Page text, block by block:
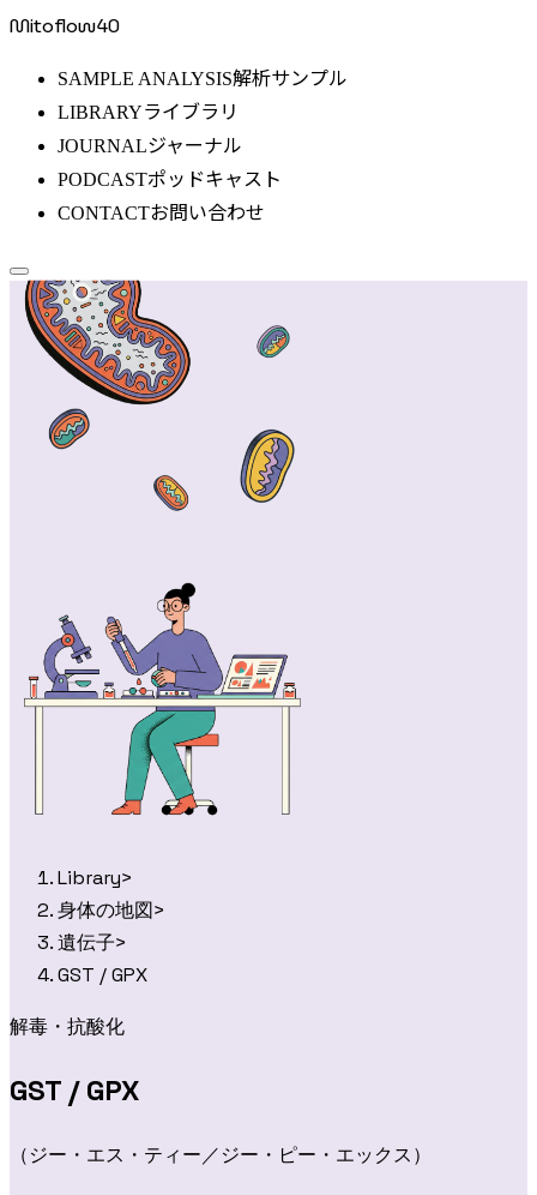
Mitoflow40
SAMPLE ANALYSIS解析サンプル
LIBRARYライブラリ
JOURNALジャーナル
PODCASTポッドキャスト
CONTACTお問い合わせ
Library>
身体の地図>
遺伝子>
GST / GPX
解毒・抗酸化
GST / GPX
（ ジー・エス・ティー／ジー・ピー・エックス ）